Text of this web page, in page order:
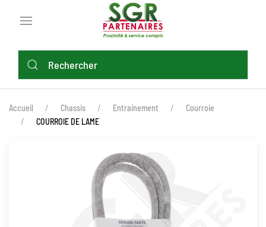
principal
FIL
D'ARIANE
Accueil Chassis Entrainement
Courroie
COURROIE DE LAME